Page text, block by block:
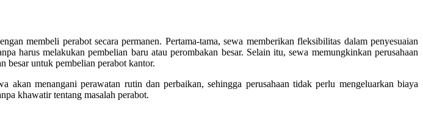
membeli perabot secara permanen. Pertama-tama, sewa memberikan fleksibilitas dalam penyesuaian
harus melakukan pembelian baru atau perombakan besar. Selain itu, sewa memungkinkan perusahaan
besar untuk pembelian perabot kantor.
menangani perawatan rutin dan perbaikan, sehingga perusahaan tidak perlu mengeluarkan biaya
khawatir tentang masalah perabot.